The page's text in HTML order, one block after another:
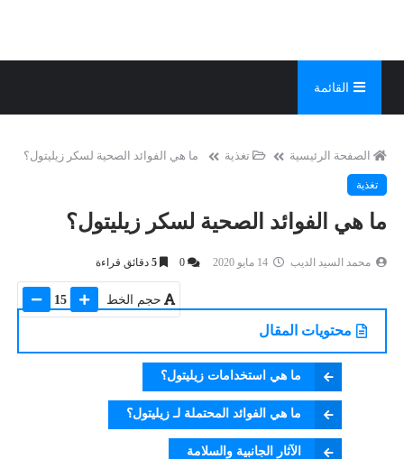
القائمة
الصفحة الرئيسية تغذية ما هي الفوائد الصحية لسكر زيليتول؟
تغذية
ما هي الفوائد الصحية لسكر زيليتول؟
محمد السيد الديب 0
5دقائق قراءة
حجم الخط 15
محتويات المقال
ما هي استخدامات زيليتول؟
ما هي الفوائد المحتملة لـ زيليتول؟
الآثار الجانبية والسلامة